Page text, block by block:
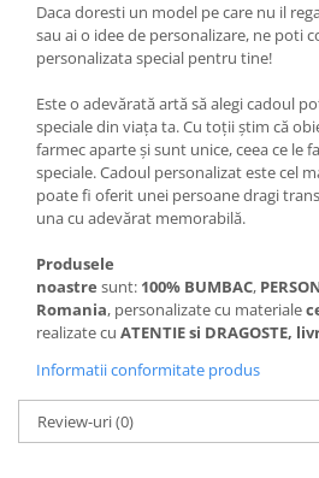
Daca doresti un model pe care nu il
sau ai o idee de personalizare, ne poti
personalizata special pentru tine!
Este o adevărată artă să alegi cadoul
speciale din viața ta. Cu toții știm că
farmec aparte și sunt unice, ceea ce le
speciale. Cadoul personalizat este cel
poate fi oferit unei persoane dragi
una cu adevărat memorabilă.
Produsele
noastre sunt: 100% BUMBAC,
Romania, personalizate cu materiale
realizate cu ATENTIE si DRAGOSTE,
Informatii conformitate produs
Review-uri(0)